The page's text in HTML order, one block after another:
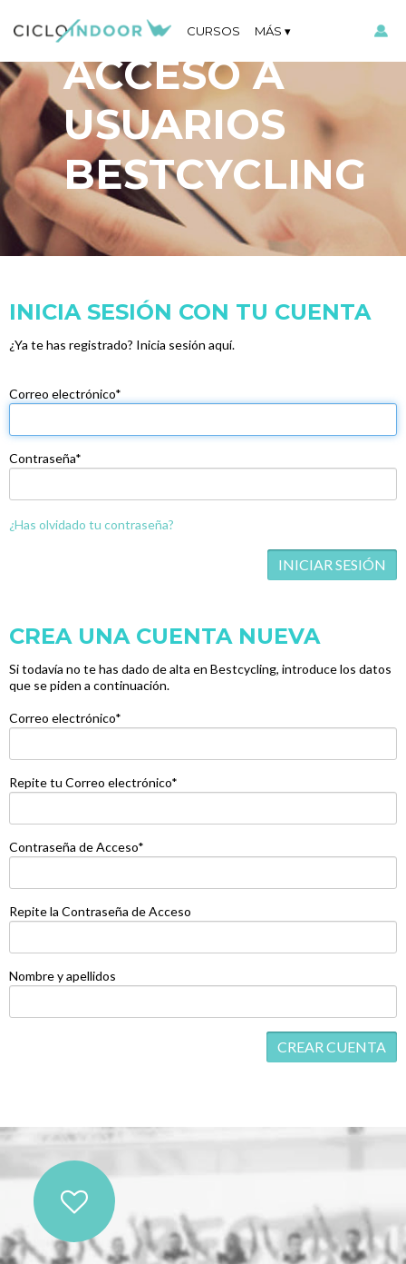
CURSOS MÁS
ACCESO A
USUARIOS
BESTCYCLING
INICIA SESIÓN CON TU CUENTA
¿Ya te has registrado? Inicia sesión aquí.
Correo electrónico*
Contraseña*
¿Has olvidado tu contraseña?
CREA UNA CUENTA NUEVA
Si todavía no te has dado de alta en Bestcycling, introduce los datos
que se piden a continuación.
Correo electrónico*
Repite tu Correo electrónico*
Contraseña de Acceso*
Repite la Contraseña de Acceso
Nombre y apellidos